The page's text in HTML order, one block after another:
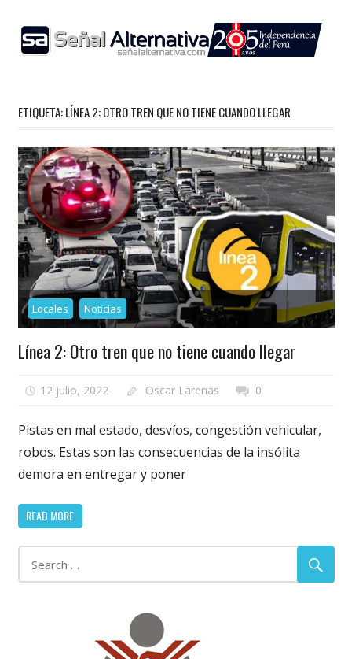
content
ETIQUETA:LÍNEA 2: OTRO TREN QUE NO TIENE CUANDO LLEGAR
Locales Noticias
Línea 2: Otro tren que no tiene cuando llegar
12 julio, 2022 Oscar Larenas 0
Pistas en mal estado, desvíos, congestión vehicular,
robos. Estas son las consecuencias de la insólita
demora en entregar y poner
READ MORE